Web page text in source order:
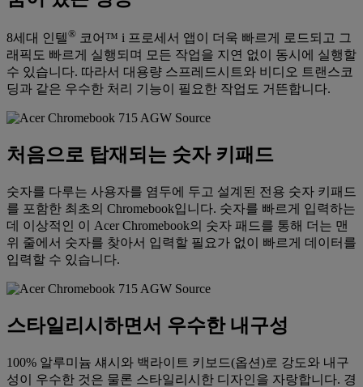
8세대 인텔® 코어™ i 프로세서 앱이 더욱 빠르게 로드되고 그
래픽도 빠르게 실행되며 모든 작업을 지연 없이 동시에 실행할
수 있습니다. 따라서 대용량 스프레드시트와 비디오 트랜스코
딩과 같은 우수한 처리 기능이 필요한 작업도 거뜬합니다.
처음으로 탑재되는 숫자 키패드
숫자를 다루는 사용자를 염두에 두고 설계된 전용 숫자 키패드
를 포함한 최초의 Chromebook입니다. 숫자를 빠르게 입력하는
데 이상적인 이 Acer Chromebook의 숫자 패드를 통해 더는 맨
위 줄에서 숫자를 찾아서 입력할 필요가 없이 빠르게 데이터를
입력할 수 있습니다.
스타일리시하면서 우수한 내구성
100% 알루미늄 섀시와 백라이트 키보드(옵션)로 강도와 내구
성이 우수한 것은 물론 스타일리시한 디자인을 자랑합니다. 경